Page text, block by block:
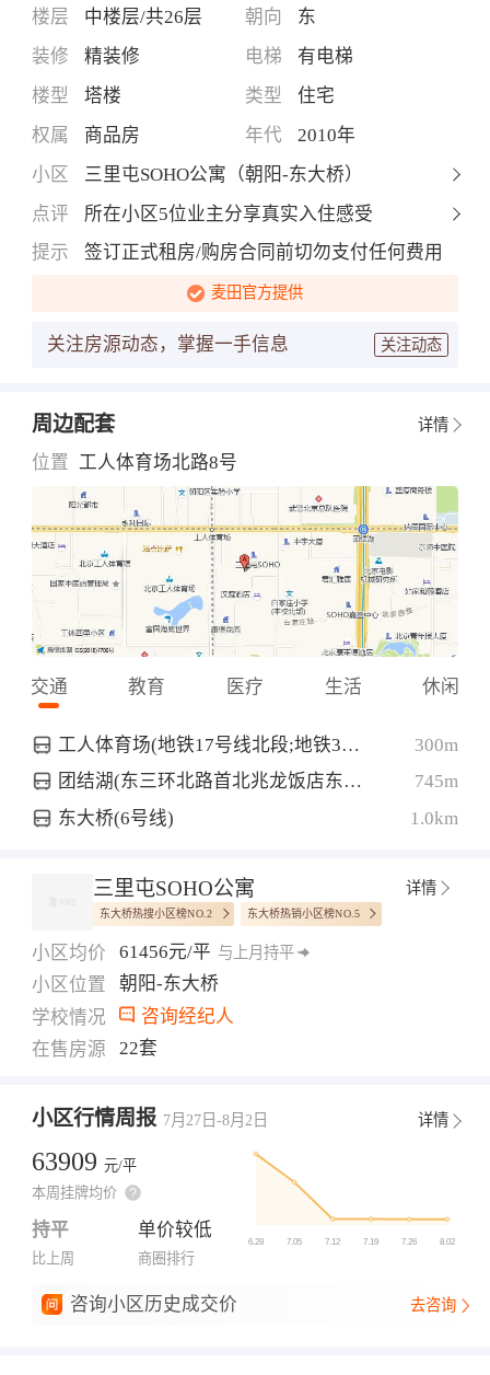
楼层
中楼层/共26层 朝向
东
装修
精装修 电梯
有电梯
楼型
塔楼 类型
住宅
权属
商品房 年代
2010年
小区
三里屯SOHO公寓（朝阳-东大桥）
点评
所在小区5位业主分享真实入住感受
提示
签订正式租房/购房合同前切勿支付任何费用
麦田官方提供
关注房源动态，掌握一手信息 关注动态
周边配套 详情
位置 工人体育场北路8号
交通 教育 医疗 生活 休闲
工人体育场(地铁17号线北段;地铁3号线)
300m
团结湖(东三环北路首北兆龙饭店东北侧约40米)
745m
东大桥(6号线)
1.0km
三里屯SOHO公寓 详情
东大桥热搜小区榜NO.2 东大桥热销小区榜NO.5
小区均价 61456元/平 与上月持平
小区位置
朝阳-东大桥
学校情况
咨询经纪人
在售房源
22套
小区行情周报 7月27日-8月2日 详情
63909 元/平
本周挂牌均价
持平
比上周
单价较低
商圈排行
咨询小区历史成交价 去咨询